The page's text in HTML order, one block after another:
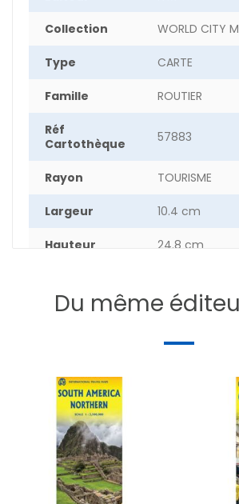
Collection WORLD CITY
Type CARTE
Famille ROUTIER
Réf
Cartothèque
57883
Rayon TOURISME
Largeur 10.4 cm
Hauteur 24.8 cm
Poids 10.9 g
Du même